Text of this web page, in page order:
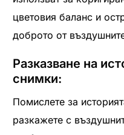
цветовия баланс и
доброто от
Разказване на
снимки:
Помислете за
разкажете с